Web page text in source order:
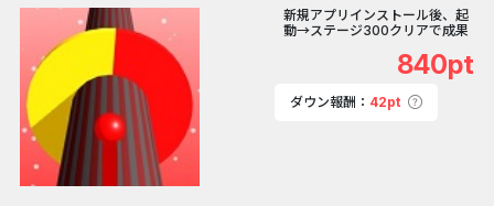
新規アプリインストール後、起
動→ステージ300クリアで成果
840pt
ダウン報酬： 42pt